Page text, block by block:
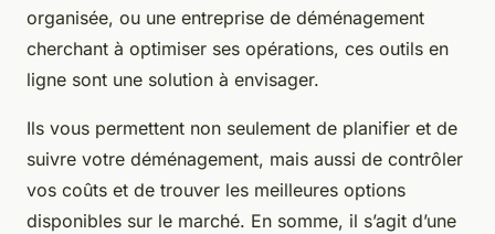
organisée, ou une entreprise de déménagement
cherchant à optimiser ses opérations, ces outils en
ligne sont une solution à envisager.
Ils vous permettent non seulement de planifier et de
suivre votre déménagement, mais aussi de contrôler
vos coûts et de trouver les meilleures options
disponibles sur le marché. En somme, il s’agit d’une